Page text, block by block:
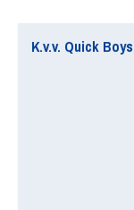
K.v.v. Quick